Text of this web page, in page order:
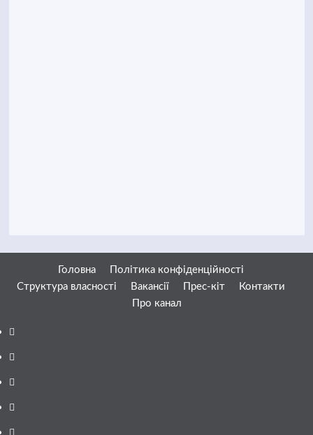
Головна
Політика конфіденційності
Структура власності
Вакансії Прес-кіт
Контакти
Про канал
Facebook
YouTube
Telegram
Instagram
Twitter